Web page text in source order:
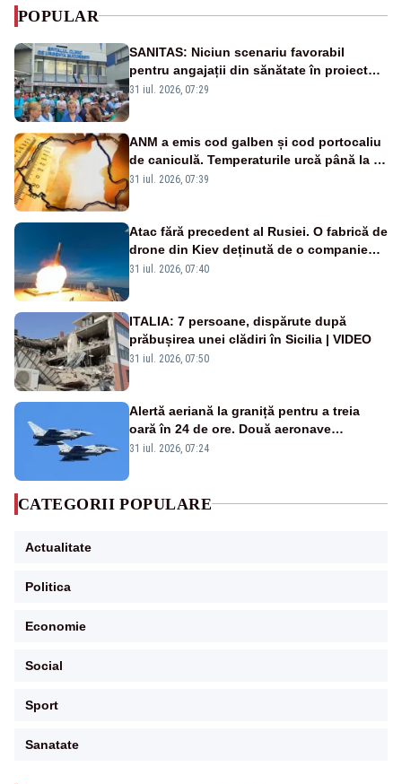
POPULAR
SANITAS: Niciun scenariu favorabil
pentru angajații din sănătate în proiectul
Legii salarizării
31 iul. 2026, 07:29
ANM a emis cod galben și cod portocaliu
de caniculă. Temperaturile urcă până la 38
de grade, iar nopțile devin tropicale
31 iul. 2026, 07:39
Atac fără precedent al Rusiei. O fabrică de
drone din Kiev deținută de o companie
americană, distrusă de o rachetă
31 iul. 2026, 07:40
ITALIA: 7 persoane, dispărute după
prăbușirea unei clădiri în Sicilia | VIDEO
31 iul. 2026, 07:50
Alertă aeriană la graniță pentru a treia
oară în 24 de ore. Două aeronave
Eurofighter britanice au fost ridicate de la
31 iul. 2026, 07:24
CATEGORII POPULARE
Actualitate
Politica
Economie
Social
Sport
Sanatate